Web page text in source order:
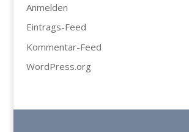
Anmelden
Eintrags-Feed
Kommentar-Feed
WordPress.org